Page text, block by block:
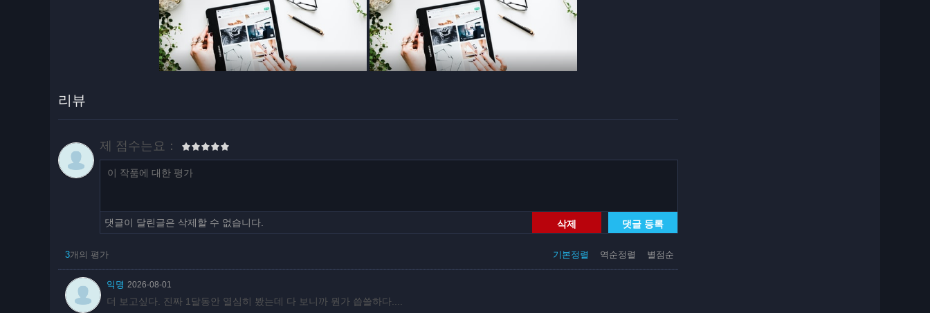
리뷰
제 점수는요：
삭제 댓글 등록
댓글이 달린글은 삭제할 수 없습니다.
기본정렬 역순정렬 별점순
3개의 평가
익명 2026-08-01
더 보고싶다. 진짜 1달동안 열심히 봤는데 다 보니까 뭔가 씁쓸하다....